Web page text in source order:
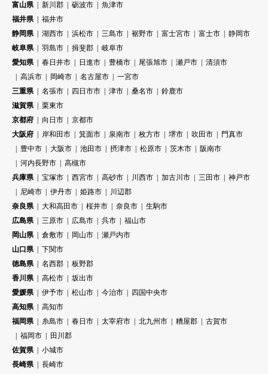
富山県
新川郡 砺波市
魚津市
福井県
福井市
静岡県
湖西市 浜松市 三島市 裾野市 富士宮市 富士市
静岡市
岐阜県
羽島市 揖斐郡
岐阜市
愛知県
春日井市 日進市 豊橋市 尾張旭市 瀬戸市
清須市
高浜市
岡崎市 名古屋市
一宮市
三重県
名張市 四日市市 津市 桑名市
鈴鹿市
滋賀県
栗東市
京都府
向日市
京都市
大阪府
岸和田市 箕面市 泉南市 枚方市 堺市 吹田市
門真市
豊中市
大阪市 池田市 摂津市 松原市 茨木市
阪南市
河内長野市
高槻市
兵庫県
宝塚市 西宮市 高砂市 川西市 加古川市 三田市
神戸市
尼崎市
伊丹市 姫路市
川辺郡
奈良県
大和高田市 桜井市 奈良市
生駒市
広島県
三原市 広島市 呉市
福山市
岡山県
倉敷市 岡山市
瀬戸内市
山口県
下関市
徳島県
名西郡
板野郡
香川県
高松市
坂出市
愛媛県
伊予市 松山市 今治市
四国中央市
高知県
高知市
福岡県
糸島市 春日市 太宰府市 北九州市 糟屋郡
古賀市
福岡市
田川郡
佐賀県
小城市
長崎県
長崎市